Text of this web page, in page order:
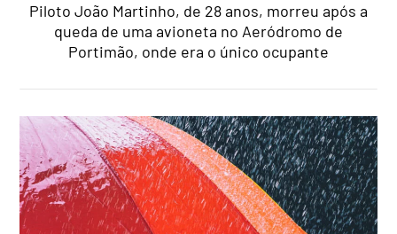
Piloto João Martinho, de 28 anos, morreu após a
queda de uma avioneta no Aeródromo de
Portimão, onde era o único ocupante